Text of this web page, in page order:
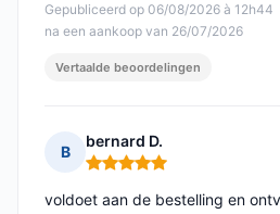
Gepubliceerd op 06/08/2026 à 12h44
na een aankoop van 26/07/2026
Vertaalde beoordelingen
B
bernard D.
Opmerking: 5 van 5
voldoet aan de bestelling en